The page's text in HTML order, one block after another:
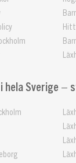
hela Sverige –